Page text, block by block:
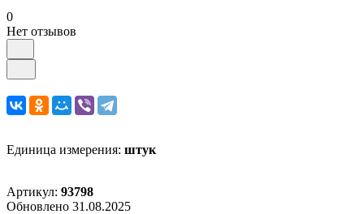
0
Нет отзывов
Единица измерения: штук
Артикул: 93798
Обновлено 31.08.2025